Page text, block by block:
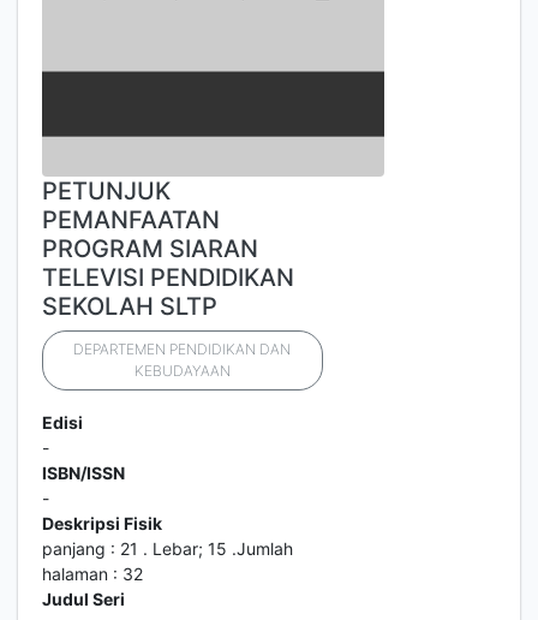
PETUNJUK
PEMANFAATAN
PROGRAM SIARAN
TELEVISI PENDIDIKAN
SEKOLAH SLTP
DEPARTEMEN PENDIDIKAN DAN
KEBUDAYAAN
Edisi
-
ISBN/ISSN
-
Deskripsi Fisik
panjang : 21 . Lebar; 15 .Jumlah
halaman : 32
Judul Seri